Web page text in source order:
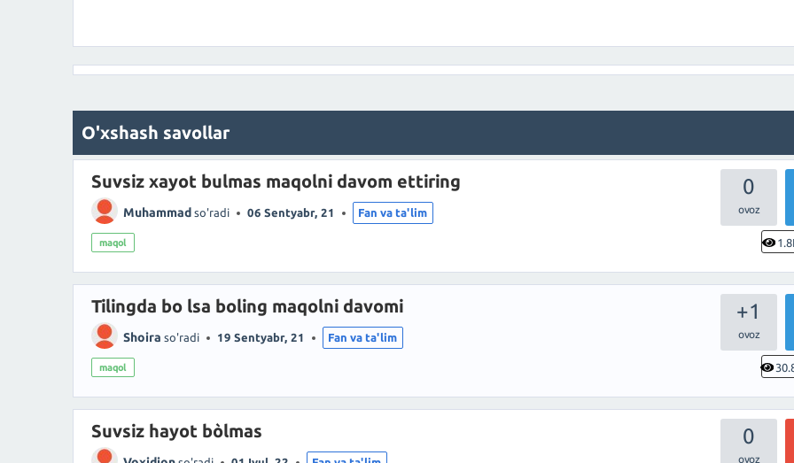
O'xshash savollar
0
Suvsiz xayot bulmas maqolni davom ettiring
Muhammad so'radi 06 Sentyabr, 21 Fan va ta'lim
maqol
+1
Tilingda bo lsa boling maqolni davomi
Shoira so'radi 19 Sentyabr, 21 Fan va ta'lim
maqol
0
Suvsiz hayot bòlmas